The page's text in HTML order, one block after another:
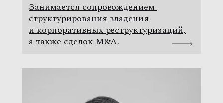
Занимается сопровождением
структурирования владения
и корпоративных реструктуризаций,
а также сделок M&A.